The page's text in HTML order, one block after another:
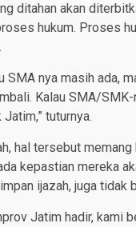
ditahan akan
hukum. Proses
SMA nya masih ada,
Kalau SMA/
tuturnya.
hal tersebut
kepastian mereka
ijazah, juga
Jatim hadir, kami